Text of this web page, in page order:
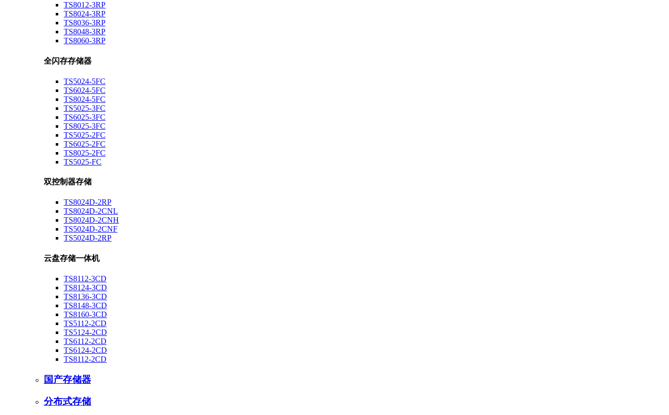
TS8012-3RP
TS8024-3RP
TS8036-3RP
TS8048-3RP
TS8060-3RP
全闪存存储器
TS5024-5FC
TS6024-5FC
TS8024-5FC
TS5025-3FC
TS6025-3FC
TS8025-3FC
TS5025-2FC
TS6025-2FC
TS8025-2FC
TS5025-FC
双控制器存储
TS8024D-2RP
TS8024D-2CNL
TS8024D-2CNH
TS5024D-2CNF
TS5024D-2RP
云盘存储一体机
TS8112-3CD
TS8124-3CD
TS8136-3CD
TS8148-3CD
TS8160-3CD
TS5112-2CD
TS5124-2CD
TS6112-2CD
TS6124-2CD
TS8112-2CD
国产存储器
分布式存储